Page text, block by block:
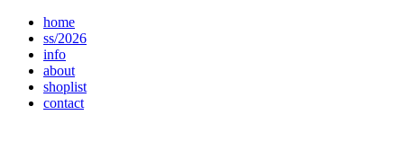
home
ss/2026
info
about
shoplist
contact